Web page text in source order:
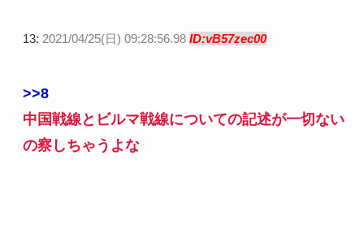
13: 2021/04/25(日) 09:28:56.98 ID:vB57zec00
>>8
中国戦線とビルマ戦線についての記述が一切ない
の察しちゃうよな